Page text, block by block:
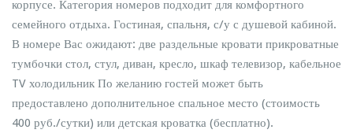
корпусе. Категория номеров подходит для комфортного
семейного отдыха. Гостиная, спальня, с/у с душевой кабиной.
В номере Вас ожидают: две раздельные кровати прикроватные
тумбочки стол, стул, диван, кресло, шкаф телевизор, кабельное
TV холодильник По желанию гостей может быть
предоставлено дополнительное спальное место (стоимость
400 руб./сутки) или детская кроватка (бесплатно).